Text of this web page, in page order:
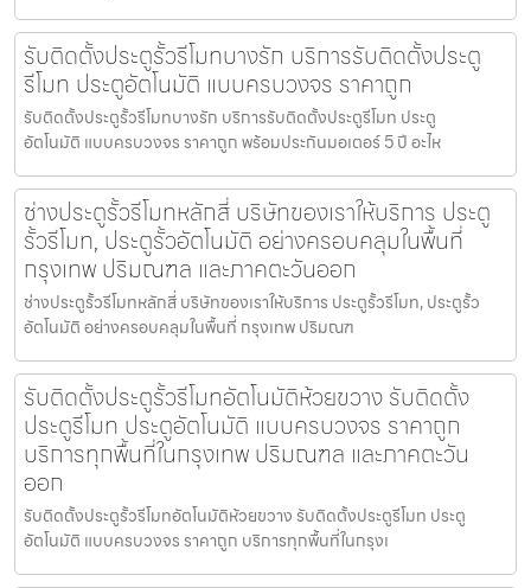
รับติดตั้งประตูรั้วรีโมทบางรัก บริการรับติดตั้งประตู
รีโมท ประตูอัตโนมัติ แบบครบวงจร ราคาถูก
รับติดตั้งประตูรั้วรีโมทบางรัก บริการรับติดตั้งประตูรีโมท ประตู
อัตโนมัติ แบบครบวงจร ราคาถูก พร้อมประกันมอเตอร์ 5 ปี อะไห
ช่างประตูรั้วรีโมทหลักสี่ บริษัทของเราให้บริการ ประตู
รั้วรีโมท, ประตูรั้วอัตโนมัติ อย่างครอบคลุมในพื้นที่
กรุงเทพ ปริมณฑล และภาคตะวันออก
ช่างประตูรั้วรีโมทหลักสี่ บริษัทของเราให้บริการ ประตูรั้วรีโมท, ประตูรั้ว
อัตโนมัติ อย่างครอบคลุมในพื้นที่ กรุงเทพ ปริมณฑ
รับติดตั้งประตูรั้วรีโมทอัตโนมัติห้วยขวาง รับติดตั้ง
ประตูรีโมท ประตูอัตโนมัติ แบบครบวงจร ราคาถูก
บริการทุกพื้นที่ในกรุงเทพ ปริมณฑล และภาคตะวัน
ออก
รับติดตั้งประตูรั้วรีโมทอัตโนมัติห้วยขวาง รับติดตั้งประตูรีโมท ประตู
อัตโนมัติ แบบครบวงจร ราคาถูก บริการทุกพื้นที่ในกรุงเ